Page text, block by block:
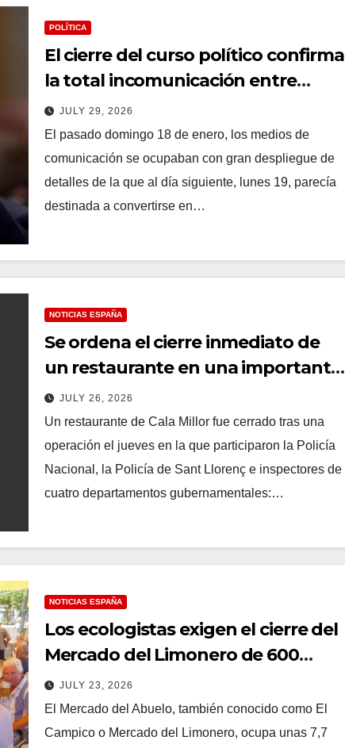
POLÍTICA
El cierre del curso político confirma
la total incomunicación entre
Sánchez y Feijóo
JULY 29, 2026
El pasado domingo 18 de enero, los medios de
comunicación se ocupaban con gran despliegue de
detalles de la que al día siguiente, lunes 19, parecía
destinada a convertirse en…
NOTICIAS ESPAÑA
Se ordena el cierre inmediato de
un restaurante en una importante
localidad turística de Mallorca
JULY 26, 2026
Un restaurante de Cala Millor fue cerrado tras una
operación el jueves en la que participaron la Policía
Nacional, la Policía de Sant Llorenç e inspectores de
cuatro departamentos gubernamentales:…
NOTICIAS ESPAÑA
Los ecologistas exigen el cierre del
Mercado del Limonero de 600
puestos de Guardamar – El Líder
JULY 23, 2026
El Mercado del Abuelo, también conocido como El
Campico o Mercado del Limonero, ocupa unas 7,7